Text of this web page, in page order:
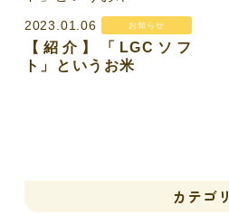
2023.01.06 お知らせ
【紹介】「LGCソフ
ト」というお米
カテゴリ